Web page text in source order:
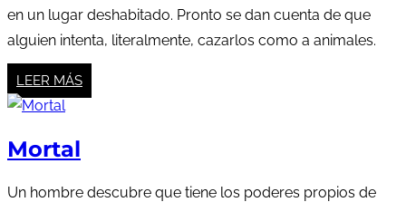
en un lugar deshabitado. Pronto se dan cuenta de que
alguien intenta, literalmente, cazarlos como a animales.
LEER MÁS
Mortal
Un hombre descubre que tiene los poderes propios de